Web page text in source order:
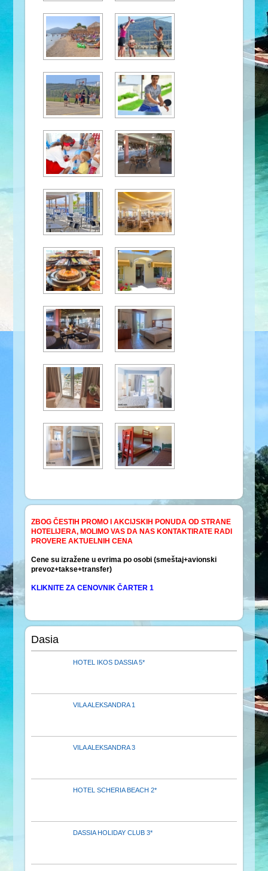
ZBOG ČESTIH PROMO I AKCIJSKIH PONUDA OD STRANE
HOTELIJERA, MOLIMO VAS DA NAS KONTAKTIRATE RADI
PROVERE AKTUELNIH CENA
Cene su izražene u evrima po osobi (smeštaj+avionski
prevoz+takse+transfer)
KLIKNITE ZA CENOVNIK ČARTER 1
Dasia
HOTEL IKOS DASSIA 5*
VILA ALEKSANDRA 1
VILA ALEKSANDRA 3
HOTEL SCHERIA BEACH 2*
DASSIA HOLIDAY CLUB 3*